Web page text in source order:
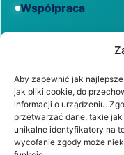
Aby zapewnić jak
jak pliki cookie, do
informacji o urządzeniu.
przetwarzać dane, takie
unikalne identyfikatory na
wycofanie zgody może
Współpraca
Regulamin
Polityka